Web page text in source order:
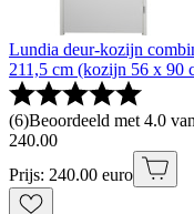
Lundia deur-kozijn
211,5 cm (kozijn 56 x 90
(6)Beoordeeld met 4.0
240.00
Prijs: 240.00 euro